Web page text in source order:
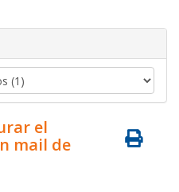
el
mail de